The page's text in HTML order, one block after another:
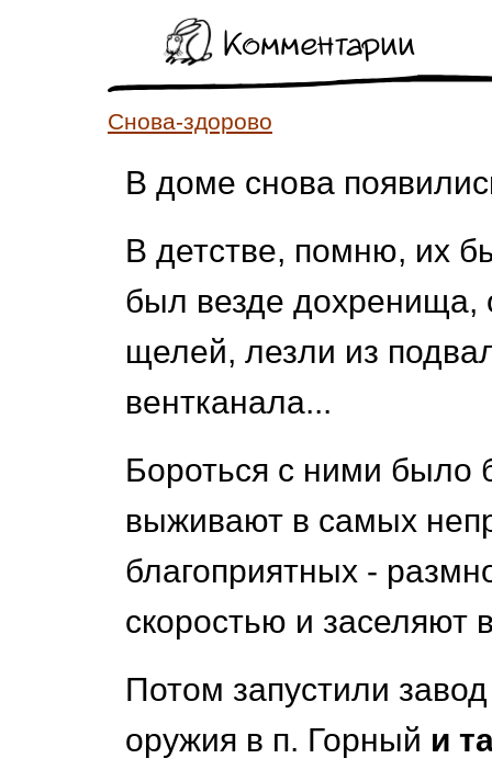
Комментарии
Снова-здорово
В доме снова
В детстве, помню, их
был везде дохренища,
щелей, лезли из
вентканала...
Бороться с ними было
выживают в самых
благоприятных -
скоростью и заселяют
Потом запустили
оружия в п. Горный и